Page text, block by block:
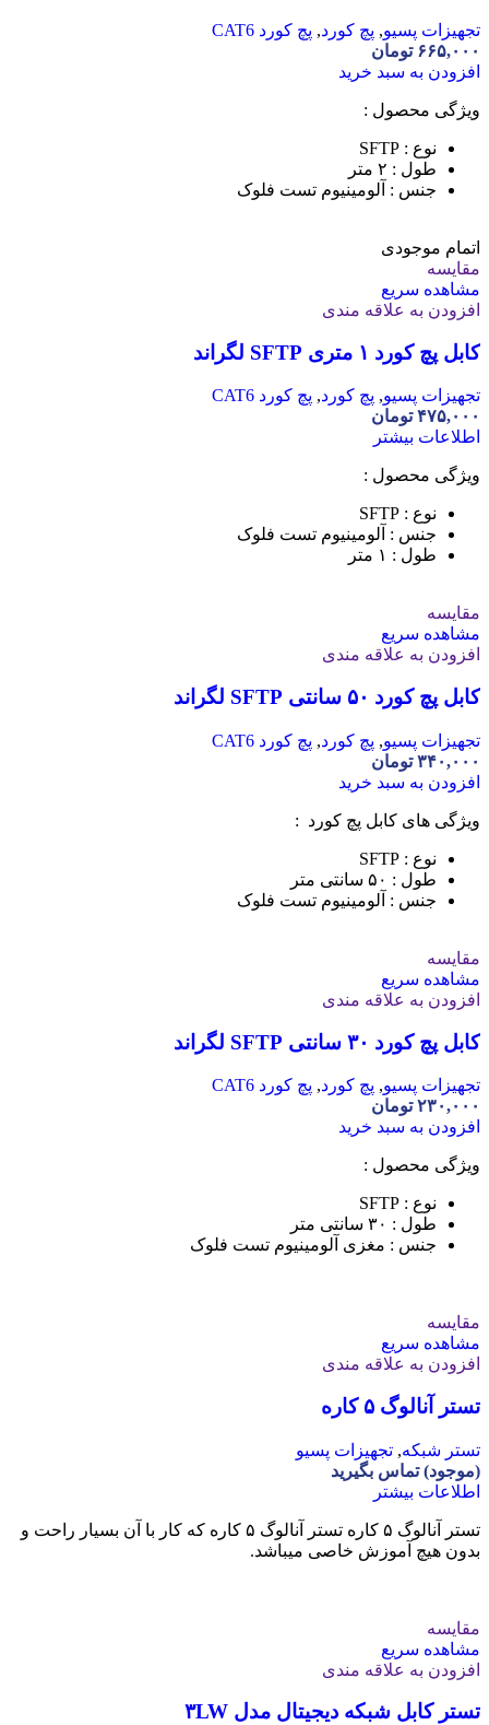
تجهیزات پسیو, پچ کورد, پچ کورد CAT6
۶۶۵,۰۰۰ تومان
افزودن به سبد خرید
ویژگی محصول :
نوع : SFTP
طول : ۲ متر
جنس : آلومینیوم تست فلوک
اتمام موجودی
مقایسه
مشاهده سریع
افزودن به علاقه مندی
کابل پچ کورد ۱ متری SFTP لگراند
تجهیزات پسیو, پچ کورد, پچ کورد CAT6
۴۷۵,۰۰۰ تومان
اطلاعات بیشتر
ویژگی محصول :
نوع : SFTP
جنس : آلومینیوم تست فلوک
طول : ۱ متر
مقایسه
مشاهده سریع
افزودن به علاقه مندی
کابل پچ کورد ۵۰ سانتی SFTP لگراند
تجهیزات پسیو, پچ کورد, پچ کورد CAT6
۳۴۰,۰۰۰ تومان
افزودن به سبد خرید
ویژگی های کابل پچ کورد :
نوع : SFTP
طول : ۵۰ سانتی متر
جنس : آلومینیوم تست فلوک
مقایسه
مشاهده سریع
افزودن به علاقه مندی
کابل پچ کورد ۳۰ سانتی SFTP لگراند
تجهیزات پسیو, پچ کورد, پچ کورد CAT6
۲۳۰,۰۰۰ تومان
افزودن به سبد خرید
ویژگی محصول :
نوع : SFTP
طول : ۳۰ سانتی متر
جنس : مغزی آلومینیوم تست فلوک
مقایسه
مشاهده سریع
افزودن به علاقه مندی
تستر آنالوگ ۵ کاره
تستر شبکه, تجهیزات پسیو
(موجود) تماس بگیرید
اطلاعات بیشتر
تستر آنالوگ ۵ کاره تستر آنالوگ ۵ کاره که کار با آن بسیار راحت و
بدون هیچ آموزش خاصی میباشد.
مقایسه
مشاهده سریع
افزودن به علاقه مندی
تستر کابل شبکه دیجیتال مدل ۳LW